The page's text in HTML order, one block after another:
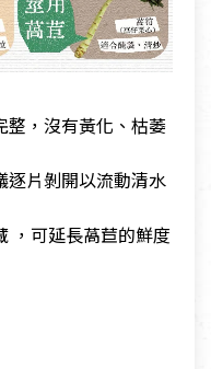
整，沒有黃化、枯萎
逐片剝開以流動清水
，可延長萵苣的鮮度